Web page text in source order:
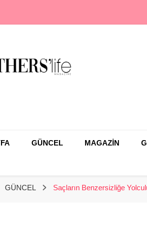
GÜNCEL MAGAZİN
GÜNCEL Saçların Benzersizliğe